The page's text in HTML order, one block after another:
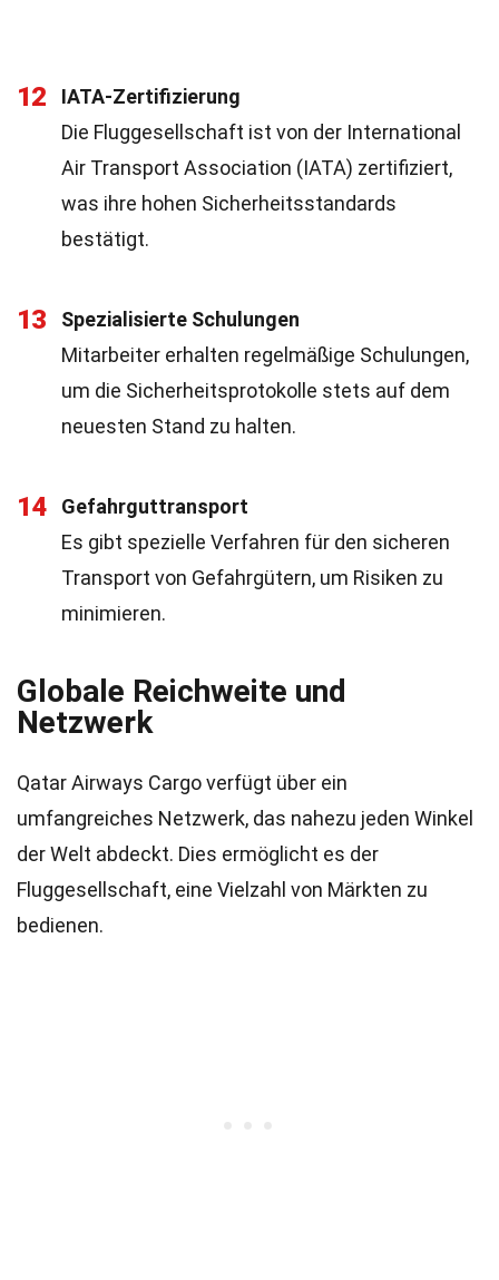
12
IATA-Zertifizierung
Die Fluggesellschaft ist von der International
Air Transport Association (IATA) zertifiziert,
was ihre hohen Sicherheitsstandards
bestätigt.
13
Spezialisierte Schulungen
Mitarbeiter erhalten regelmäßige Schulungen,
um die Sicherheitsprotokolle stets auf dem
neuesten Stand zu halten.
14
Gefahrguttransport
Es gibt spezielle Verfahren für den sicheren
Transport von Gefahrgütern, um Risiken zu
minimieren.
Globale Reichweite und
Netzwerk
Qatar Airways Cargo verfügt über ein
umfangreiches Netzwerk, das nahezu jeden Winkel
der Welt abdeckt. Dies ermöglicht es der
Fluggesellschaft, eine Vielzahl von Märkten zu
bedienen.